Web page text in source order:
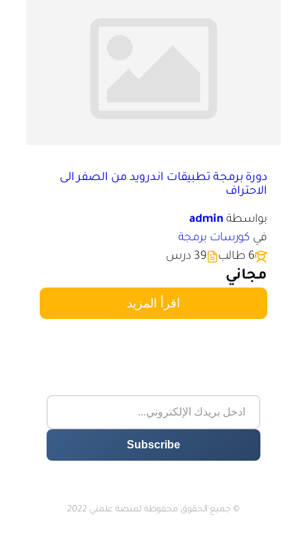
دورة برمجة تطبيقات اندرويد من الصفر الى
الاحتراف
بواسطة admin
في كورسات برمجة
6 طالب
39 درس
مجاني
اقرأ المزيد
© جميع الحقوق محفوظة لمنصة علمني 2022